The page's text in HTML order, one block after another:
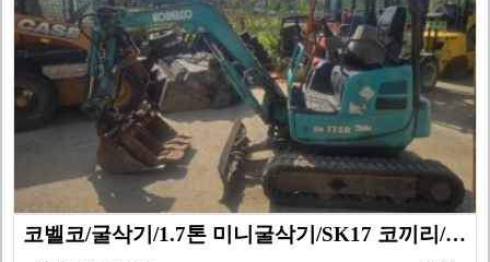
코벨코/굴삭기/1.7톤 미니굴삭기/SK17 코끼리/20…